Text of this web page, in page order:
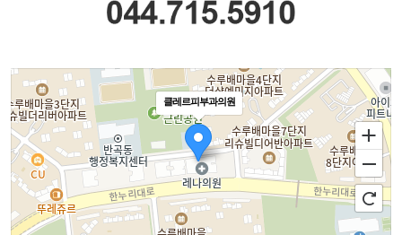
클레르피부과의원